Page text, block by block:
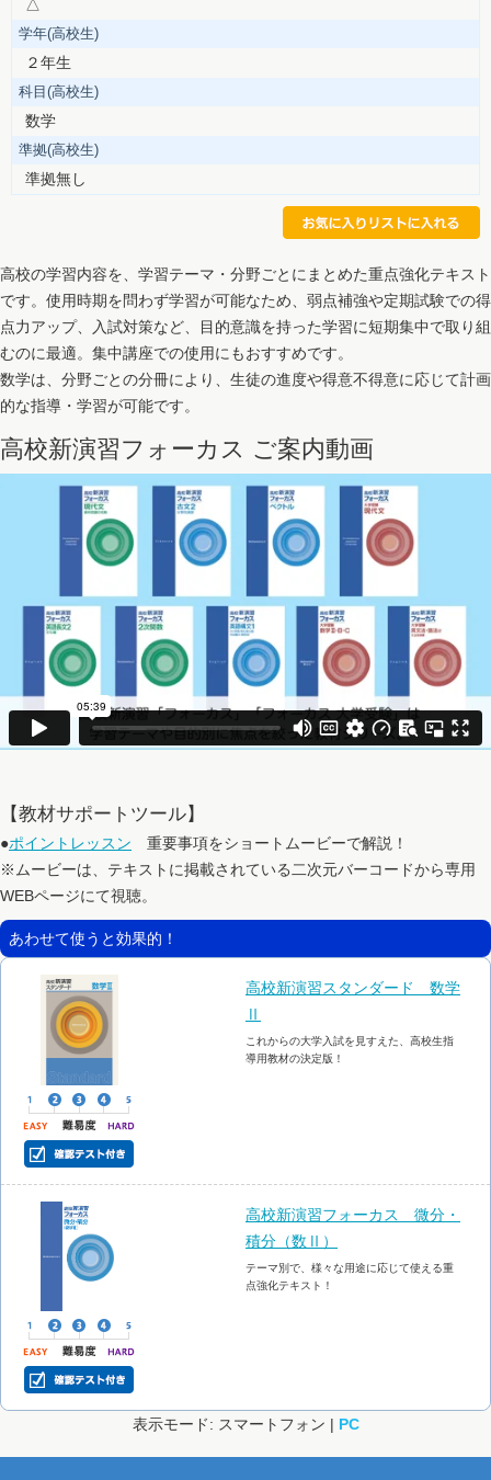
△
学年(高校生)
２年生
科目(高校生)
数学
準拠(高校生)
準拠無し
高校の学習内容を、学習テーマ・分野ごとにまとめた重点強化テキスト
です。使用時期を問わず学習が可能なため、弱点補強や定期試験での得
点力アップ、入試対策など、目的意識を持った学習に短期集中で取り組
むのに最適。集中講座での使用にもおすすめです。
数学は、分野ごとの分冊により、生徒の進度や得意不得意に応じて計画
的な指導・学習が可能です。
高校新演習フォーカス ご案内動画
【教材サポートツール】
●ポイントレッスン 重要事項をショートムービーで解説！
※ムービーは、テキストに掲載されている二次元バーコードから専用
WEBページにて視聴。
あわせて使うと効果的！
高校新演習スタンダード 数学
Ⅱ
これからの大学入試を見すえた、高校生指
導用教材の決定版！
高校新演習フォーカス 微分・
積分（数Ⅱ）
テーマ別で、様々な用途に応じて使える重
点強化テキスト！
表示モード: スマートフォン | PC